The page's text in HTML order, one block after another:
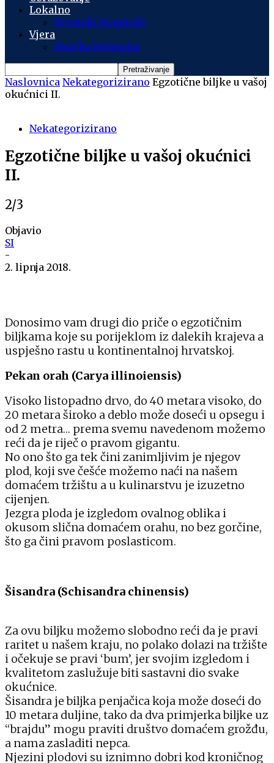
Lokalno
Hrvatski branitelji
Vjera
Sisačka biskupija
Naslovnica Nekategorizirano Egzotične biljke u vašoj
okućnici II.
Nekategorizirano
Egzotične biljke u vašoj okućnici
II.
2/3
Objavio
SI
-
2. lipnja 2018.
Donosimo vam drugi dio priče o egzotičnim
biljkama koje su porijeklom iz dalekih krajeva a
uspješno rastu u kontinentalnoj hrvatskoj.
Pekan orah (Carya illinoiensis)
Visoko listopadno drvo, do 40 metara visoko, do
20 metara široko a deblo može doseći u opsegu i
od 2 metra… prema svemu navedenom možemo
reći da je riječ o pravom gigantu.
No ono što ga tek čini zanimljivim je njegov
plod, koji sve češće možemo naći na našem
domaćem tržištu a u kulinarstvu je izuzetno
cijenjen.
Jezgra ploda je izgledom ovalnog oblika i
okusom slična domaćem orahu, no bez gorčine,
što ga čini pravom poslasticom.
Šisandra (Schisandra chinensis)
Za ovu biljku možemo slobodno reći da je pravi
raritet u našem kraju, no polako dolazi na tržište
i očekuje se pravi ‘bum’, jer svojim izgledom i
kvalitetom zaslužuje biti sastavni dio svake
okućnice.
Šisandra je biljka penjačica koja može doseći do
10 metara duljine, tako da dva primjerka biljke uz
“brajdu” mogu praviti društvo domaćem grožđu,
a nama zasladiti nepca.
Njezini plodovi su iznimno dobri kod kroničnog